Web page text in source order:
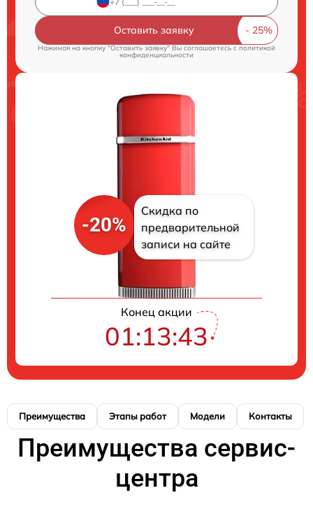
Оставить заявку
Нажимая на кнопку "Оставить заявку" Вы соглашаетесь cполитикой
конфиденциальности
-20%
Скидка по
предварительной
записи на сайте
Конец акции
01:13:42
Преимущества Этапы работ Модели Контакты
Преимущества сервис-
центра